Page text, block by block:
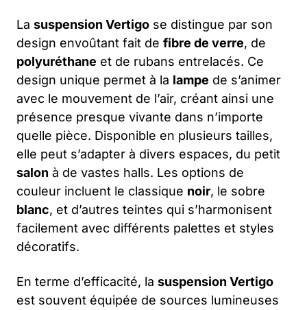
La suspension Vertigo se distingue par son
design envoûtant fait de fibre de verre, de
polyuréthane et de rubans entrelacés. Ce
design unique permet à la lampe de s’animer
avec le mouvement de l’air, créant ainsi une
présence presque vivante dans n’importe
quelle pièce. Disponible en plusieurs tailles,
elle peut s’adapter à divers espaces, du petit
salon à de vastes halls. Les options de
couleur incluent le classique noir, le sobre
blanc, et d’autres teintes qui s’harmonisent
facilement avec différents palettes et styles
décoratifs.
En terme d’efficacité, la suspension Vertigo
est souvent équipée de sources lumineuses